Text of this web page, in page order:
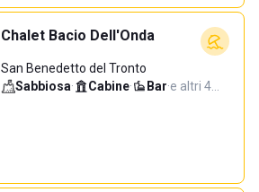
Chalet Bacio Dell'Onda
San Benedetto del Tronto
Sabbiosa· Cabine· Bar·e altri 4…